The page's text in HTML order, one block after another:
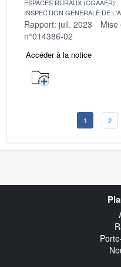
ESPACES RURAUX (CGAAER)
INSPECTION GENERALE DE
Rapport: juil. 2023 Mise
n°014386-02
Accéder à la notice
1 2